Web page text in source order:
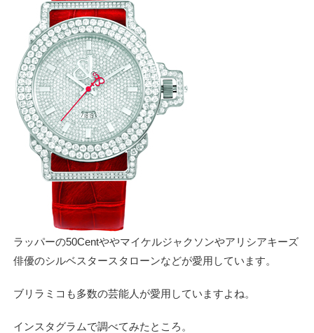
ラッパーの50Centややマイケルジャクソンやアリシアキーズ
俳優のシルベスタースタローンなどが愛用しています。
ブリラミコも多数の芸能人が愛用していますよね。
インスタグラムで調べてみたところ。